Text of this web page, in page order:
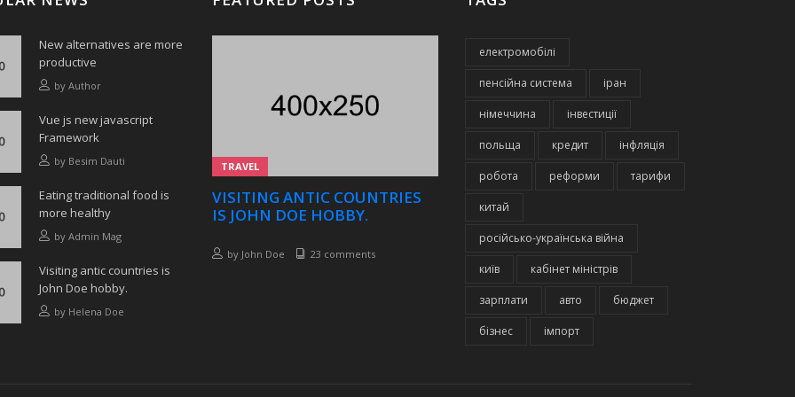
New alternatives are more
productive
by Author
Vue js new javascript
Framework
by Besim Dauti
Eating traditional food is
more healthy
by Admin Mag
Visiting antic countries is
John Doe hobby.
by Helena Doe
TRAVEL
VISITING ANTIC COUNTRIES
IS JOHN DOE HOBBY.
by John Doe 23 comments
електромобілі
пенсійна система іран
німеччина інвестиції
польща кредит інфляція
робота реформи тарифи
китай
російсько-українська війна
київ кабінет міністрів
зарплати авто бюджет
бізнес імпорт